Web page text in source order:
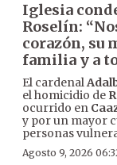
Iglesia
Roselín:
corazón, su
familia y a
El cardenal
el homicidio de
ocurrido en
y por un mayor
personas
Agosto 9, 2026